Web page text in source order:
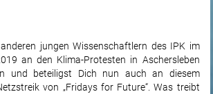
jungen Wissenschaftlern des IPK im
an den Klima-Protesten in Aschersleben
und beteiligst Dich nun auch an diesem
von „Fridays for Future“. Was treibt